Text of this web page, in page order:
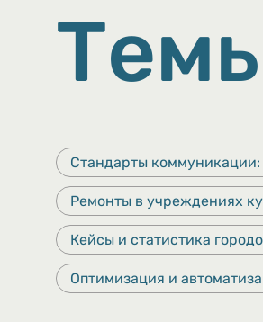
Стандарты
Ремонты в учреждениях
Кейсы и статистика
Оптимизация и